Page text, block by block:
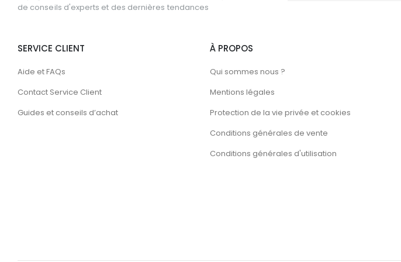
de conseils d'experts et des dernières tendances
SERVICE CLIENT
Aide et FAQs
Contact Service Client
Guides et conseils d’achat
À PROPOS
Qui sommes nous ?
Mentions légales
Protection de la vie privée et cookies
Conditions générales de vente
Conditions générales d'utilisation